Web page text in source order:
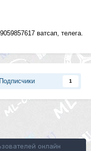
ватсап, телега.
Подписчики 1
онлайн